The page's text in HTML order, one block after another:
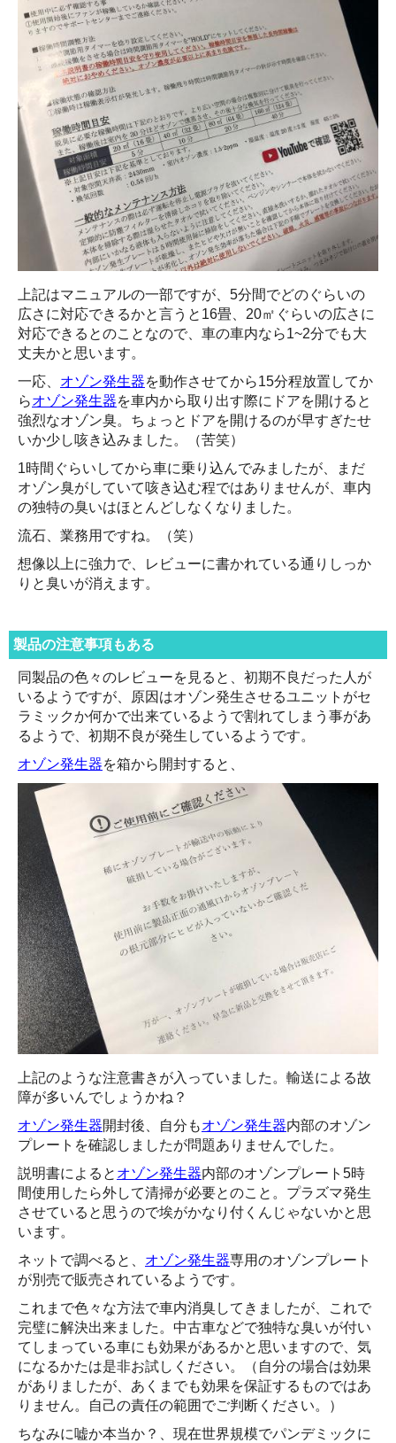
上記はマニュアルの一部ですが、5分間でどのぐらいの
広さに対応できるかと言うと16畳、20㎡ぐらいの広さに
対応できるとのことなので、車の車内なら1~2分でも大
丈夫かと思います。
一応、 オゾン発生器を動作させてから15分程放置してか
らオゾン発生器を車内から取り出す際にドアを開けると
強烈なオゾン臭。ちょっとドアを開けるのが早すぎたせ
いか少し咳き込みました。（苦笑）
1時間ぐらいしてから車に乗り込んでみましたが、まだ
オゾン臭がしていて咳き込む程ではありませんが、車内
の独特の臭いはほとんどしなくなりました。
流石、業務用ですね。（笑）
想像以上に強力で、レビューに書かれている通りしっか
りと臭いが消えます。
製品の注意事項もある
同製品の色々のレビューを見ると、初期不良だった人が
いるようですが、原因はオゾン発生させるユニットがセ
ラミックか何かで出来ているようで割れてしまう事があ
るようで、初期不良が発生しているようです。
オゾン発生器を箱から開封すると、
上記のような注意書きが入っていました。輸送による故
障が多いんでしょうかね？
オゾン発生器開封後、自分もオゾン発生器内部のオゾン
プレートを確認しましたが問題ありませんでした。
説明書によると オゾン発生器内部のオゾンプレート5時
間使用したら外して清掃が必要とのこと。プラズマ発生
させていると思うので埃がかなり付くんじゃないかと思
います。
ネットで調べると、 オゾン発生器専用のオゾンプレート
が別売で販売されているようです。
これまで色々な方法で車内消臭してきましたが、これで
完璧に解決出来ました。中古車などで独特な臭いが付い
てしまっている車にも効果があるかと思いますので、気
になるかたは是非お試しください。（自分の場合は効果
がありましたが、あくまでも効果を保証するものではあ
りません。自己の責任の範囲でご判断ください。）
ちなみに嘘か本当か？、現在世界規模でパンデミックに